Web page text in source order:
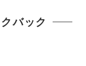
バック